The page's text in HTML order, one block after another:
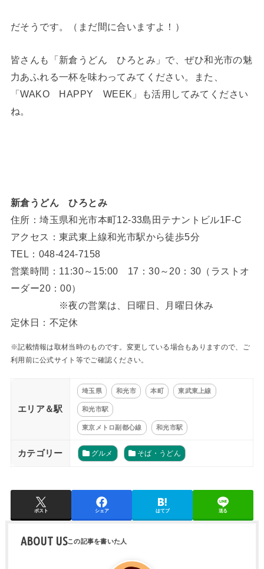
だそうです。（まだ間に合いますよ！）
皆さんも「新倉うどん ひろとみ」で、ぜひ和光市の魅
力あふれる一杯を味わってみてください。また、
「WAKO HAPPY WEEK」も活用してみてください
ね。
新倉うどん ひろとみ
住所：埼玉県和光市本町12-33島田テナントビル1F-C
アクセス：東武東上線和光市駅から徒歩5分
TEL：048-424-7158
営業時間：11:30～15:00 17：30～20：30（ラストオ
ーダー20：00）
※夜の営業は、日曜日、月曜日休み
定休日：不定休
※記載情報は取材当時のものです。変更している場合もありますので、ご
利用前に公式サイト等でご確認ください。
エリア＆駅
埼玉県 和光市 本町 東武東上線
和光市駅
東京メトロ副都心線 和光市駅
カテゴリー グルメ そば・うどん
ポスト シェア はてブ 送る
ABOUT US